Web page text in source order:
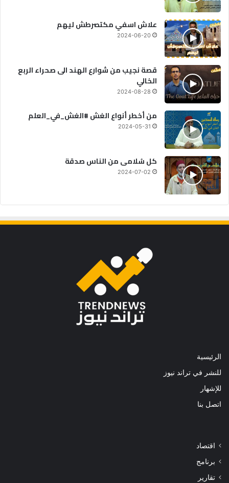
علاش اسفي مكتصرطش ليهم
2024-06-20
قصة نجيب من شوارع الهند الى صحراء الربع
الخالي
2024-08-28
من أخطر أنواع الغش #الغش_في_العلم
2024-05-31
كل سُلامى من الناس صدقة
2024-07-02
الرئيسية
للنشر في تراند نيوز
للإشهار
اتصل بنا
اقتصاد
برنامج
تقارير